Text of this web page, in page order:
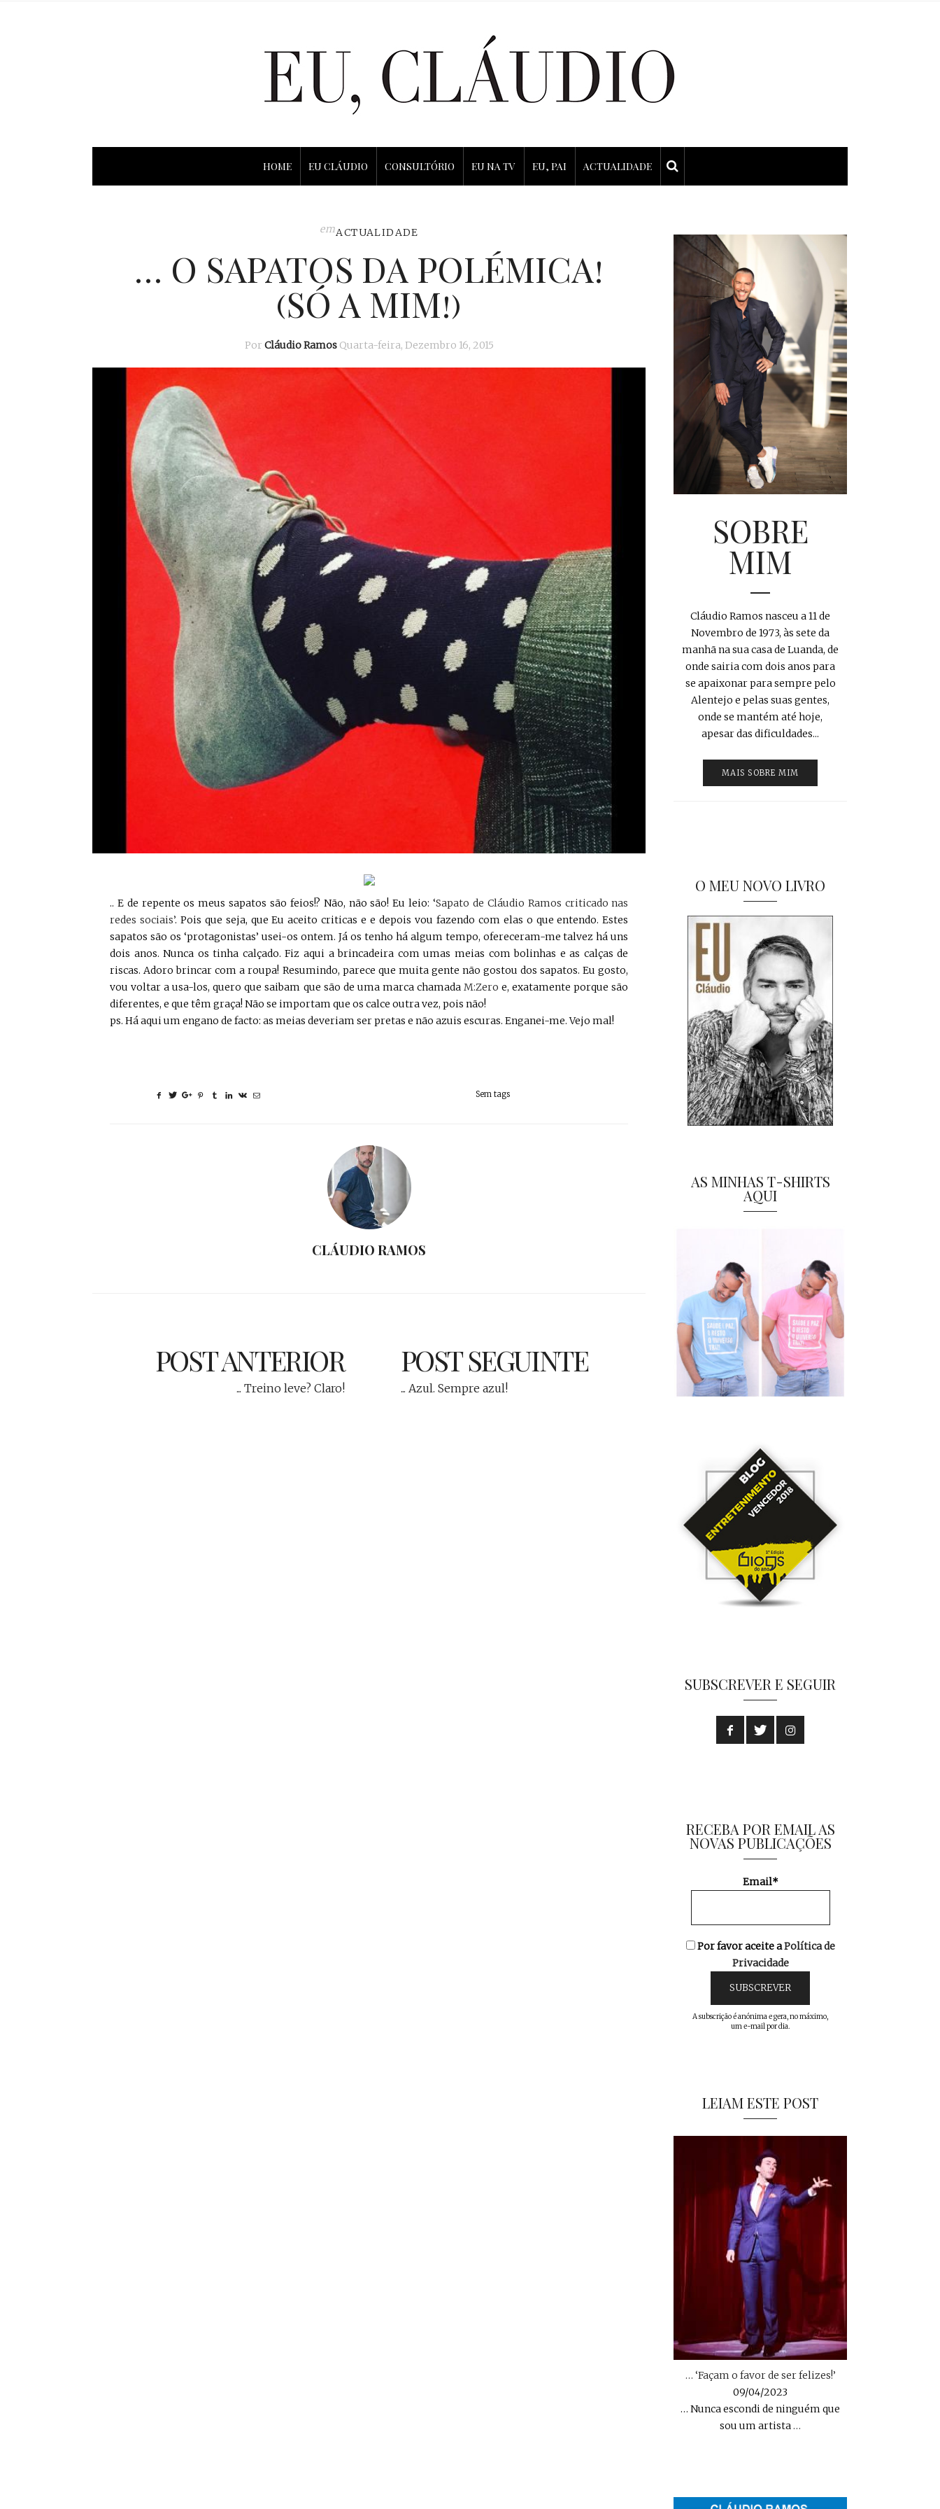
HOME EU CLÁUDIO CONSULTÓRIO EU NA TV EU, PAI ACTUALIDADE
emACTUALIDADE
… O SAPATOS DA POLÉMICA!
(SÓ A MIM!)
Por Cláudio Ramos Quarta-feira, Dezembro 16, 2015
.. E de repente os meus sapatos são feios!? Não, não são! Eu leio: ‘Sapato de Cláudio Ramos criticado nas
redes sociais’. Pois que seja, que Eu aceito criticas e e depois vou fazendo com elas o que entendo. Estes
sapatos são os ‘protagonistas’ usei-os ontem. Já os tenho há algum tempo, ofereceram-me talvez há uns
dois anos. Nunca os tinha calçado. Fiz aqui a brincadeira com umas meias com bolinhas e as calças de
riscas. Adoro brincar com a roupa! Resumindo, parece que muita gente não gostou dos sapatos. Eu gosto,
vou voltar a usa-los, quero que saibam que são de uma marca chamadaM:Zero e, exatamente porque são
diferentes, e que têm graça! Não se importam que os calce outra vez, pois não!
ps. Há aqui um engano de facto: as meias deveriam ser pretas e não azuis escuras. Enganei-me. Vejo mal!
Sem tags
CLÁUDIO RAMOS
POST ANTERIOR
... Treino leve? Claro!
POST SEGUINTE
... Azul. Sempre azul!
SOBRE
MIM
Cláudio Ramos nasceu a 11 de
Novembro de 1973, às sete da
manhã na sua casa de Luanda, de
onde sairia com dois anos para
se apaixonar para sempre pelo
Alentejo e pelas suas gentes,
onde se mantém até hoje,
apesar das dificuldades...
MAIS SOBRE MIM
O MEU NOVO LIVRO
AS MINHAS T-SHIRTS
AQUI
SUBSCREVER E SEGUIR
RECEBA POR EMAIL AS
NOVAS PUBLICAÇÕES
Email*
Por favor aceite aPolítica de
Privacidade
A subscrição é anónima e gera, no máximo,
um e-mail por dia.
LEIAM ESTE POST
… ‘Façam o favor de ser felizes!’
09/04/2023
… Nunca escondi de ninguém que
sou um artista…